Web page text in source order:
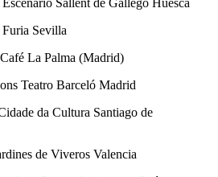
Sevilla
La Palma (Madrid)
Teatro Barceló Madrid
da Cultura Santiago de
de Viveros Valencia